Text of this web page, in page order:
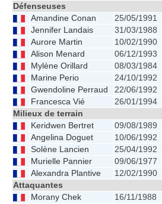
Défenseuses
Amandine Conan
25/05/1991
Jennifer Landais
31/03/1988
Aurore Martin
10/02/1990
Alison Menard
06/12/1993
Mylène Orillard
08/03/1984
Marine Perio
24/10/1992
Gwendoline Perraud
22/06/1992
Francesca Vié
26/01/1994
Milieux de terrain
Keridwen Bertret
09/08/1989
Angelina Doguet
10/06/1992
Solène Lancien
25/04/1992
Murielle Pannier
09/06/1977
Alexandra Plantive
12/02/1990
Attaquantes
Morany Chek
16/11/1988